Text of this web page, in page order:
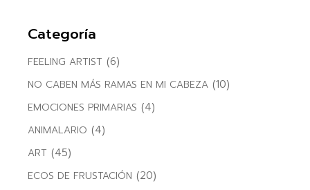
Categoría
FEELING ARTIST (6)
NO CABEN MÁS RAMAS EN MI CABEZA (10)
EMOCIONES PRIMARIAS (4)
ANIMALARIO (4)
ART (45)
ECOS DE FRUSTACIÓN (20)